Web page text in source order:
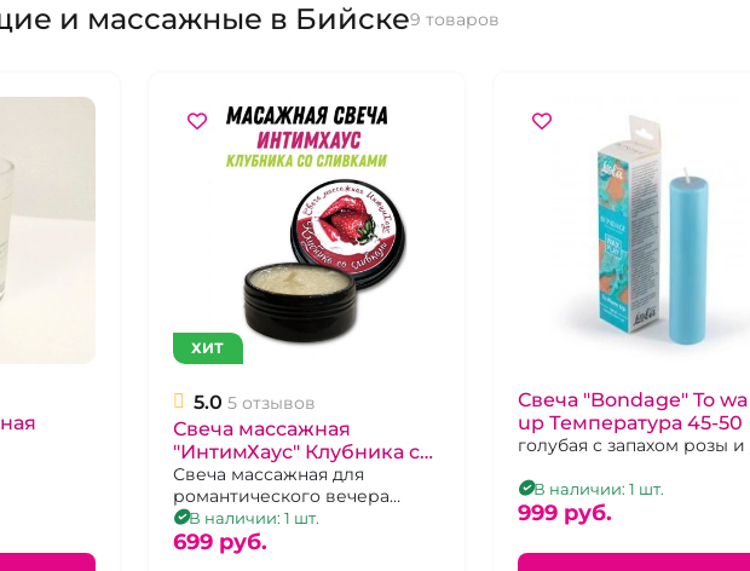
и массажные в Бийске9 товаров
ХИТ
5.0 5 отзывов
Свеча массажная
"ИнтимХаус" Клубника со
сливками, 25 г
Свеча массажная для
романтического вечера
клубника со сливками 25 гр
В наличии: 1 шт.
699 pуб.
Свеча "Bondage" To
up Температура 45-50
голубая с запахом розы и
В наличии: 1 шт.
999 pуб.